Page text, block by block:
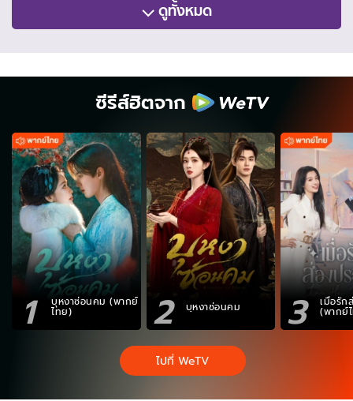
ดูทั้งหมด
ซีรีส์ฮิตจาก
1 บุหงาซ่อนคม (พากย์
ไทย) 2 บุหงาซ่อนคม 3 เมื่อรัก
(พากย์
ไปที่ WeTV